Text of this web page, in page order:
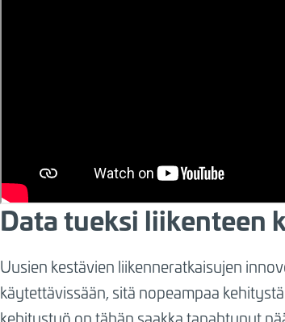
Data tueksi liikenteen
Uusien kestävien liikenneratkaisujen
käytettävissään, sitä nopeampaa
kehitystyö on tähän saakka tapahtunut